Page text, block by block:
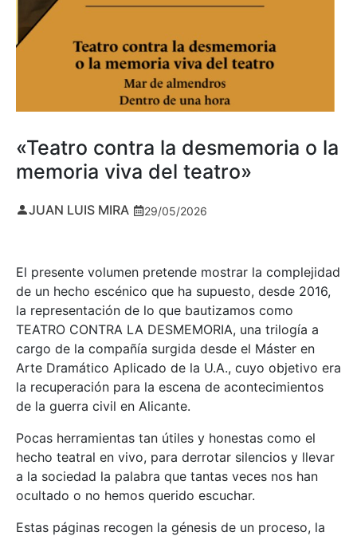
«Teatro contra la desmemoria o la
memoria viva del teatro»
JUAN LUIS MIRA 29/05/2026
El presente volumen pretende mostrar la complejidad
de un hecho escénico que ha supuesto, desde 2016,
la representación de lo que bautizamos como
TEATRO CONTRA LA DESMEMORIA, una trilogía a
cargo de la compañía surgida desde el Máster en
Arte Dramático Aplicado de la U.A., cuyo objetivo era
la recuperación para la escena de acontecimientos
de la guerra civil en Alicante.
Pocas herramientas tan útiles y honestas como el
hecho teatral en vivo, para derrotar silencios y llevar
a la sociedad la palabra que tantas veces nos han
ocultado o no hemos querido escuchar.
Estas páginas recogen la génesis de un proceso, la